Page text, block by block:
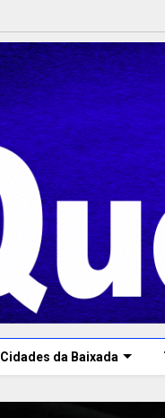
Cidades da Baixada